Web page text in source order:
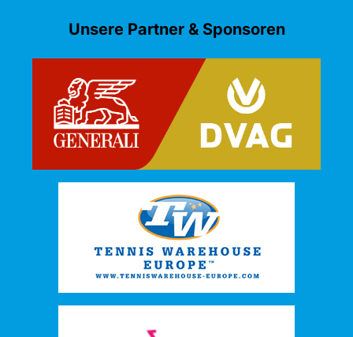
Unsere Partner & Sponsoren